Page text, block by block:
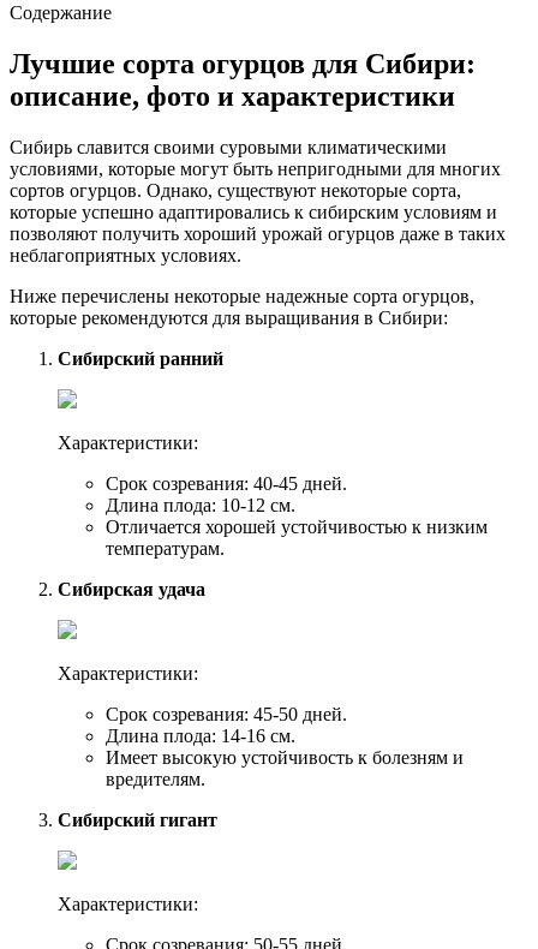
Содержание
Лучшие сорта огурцов для Сибири:
описание, фото и характеристики
Сибирь славится своими суровыми климатическими
условиями, которые могут быть непригодными для многих
сортов огурцов. Однако, существуют некоторые сорта,
которые успешно адаптировались к сибирским условиям и
позволяют получить хороший урожай огурцов даже в таких
неблагоприятных условиях.
Ниже перечислены некоторые надежные сорта огурцов,
которые рекомендуются для выращивания в Сибири:
Сибирский ранний
Характеристики:
Срок созревания: 40-45 дней.
Длина плода: 10-12 см.
Отличается хорошей устойчивостью к низким
температурам.
Сибирская удача
Характеристики:
Срок созревания: 45-50 дней.
Длина плода: 14-16 см.
Имеет высокую устойчивость к болезням и
вредителям.
Сибирский гигант
Характеристики:
Срок созревания: 50-55 дней.